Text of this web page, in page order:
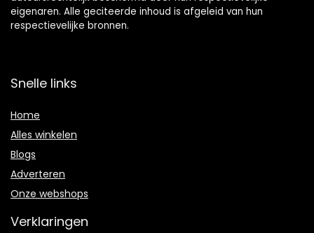
eigenaren. Alle geciteerde inhoud is afgeleid van hun
respectievelijke bronnen.
Snelle links
Home
Alles winkelen
Blogs
Adverteren
Onze webshops
Verklaringen